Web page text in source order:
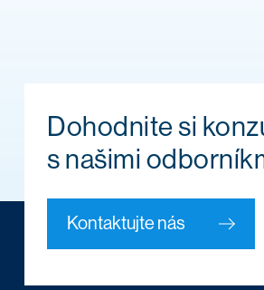
Dohodnite si
s našimi
Kontaktujte nás